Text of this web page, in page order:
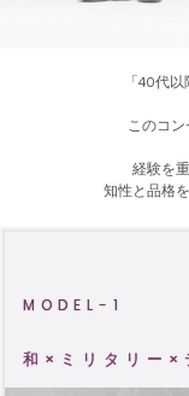
「40代
このコン
経験を
知性と品格
MODEL-1
和×ミリタリー×